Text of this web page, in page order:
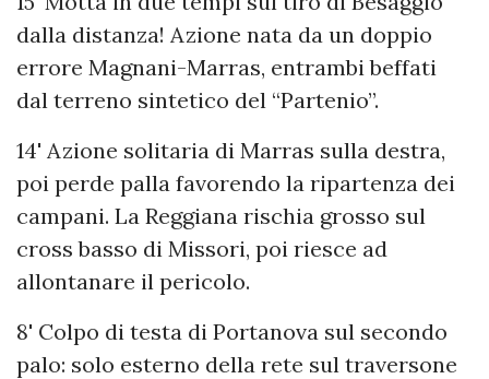
dalla distanza! Azione nata da un doppio
errore Magnani-Marras, entrambi beffati
dal terreno sintetico del “Partenio”.
14' Azione solitaria di Marras sulla destra,
poi perde palla favorendo la ripartenza dei
campani. La Reggiana rischia grosso sul
cross basso di Missori, poi riesce ad
allontanare il pericolo.
8' Colpo di testa di Portanova sul secondo
palo: solo esterno della rete sul traversone